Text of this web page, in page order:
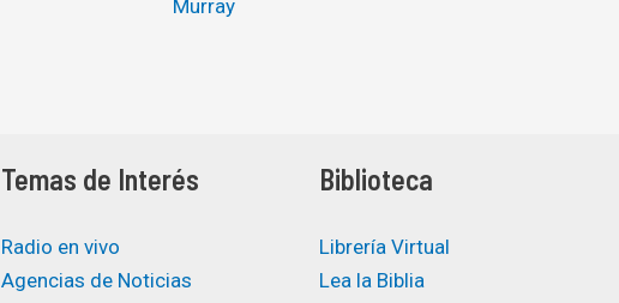
Murray
Temas de Interés
Radio en vivo
Agencias de Noticias
Biblioteca
Librería Virtual
Lea la Biblia